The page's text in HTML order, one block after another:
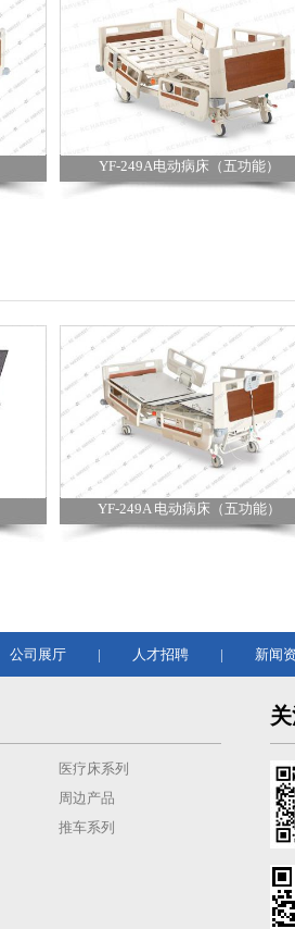
YF-249A电动病床（五功能）
YF-249A 电动病床（五功能）
公司展厅 | 人才招聘 | 新闻
医疗床系列
周边产品
推车系列